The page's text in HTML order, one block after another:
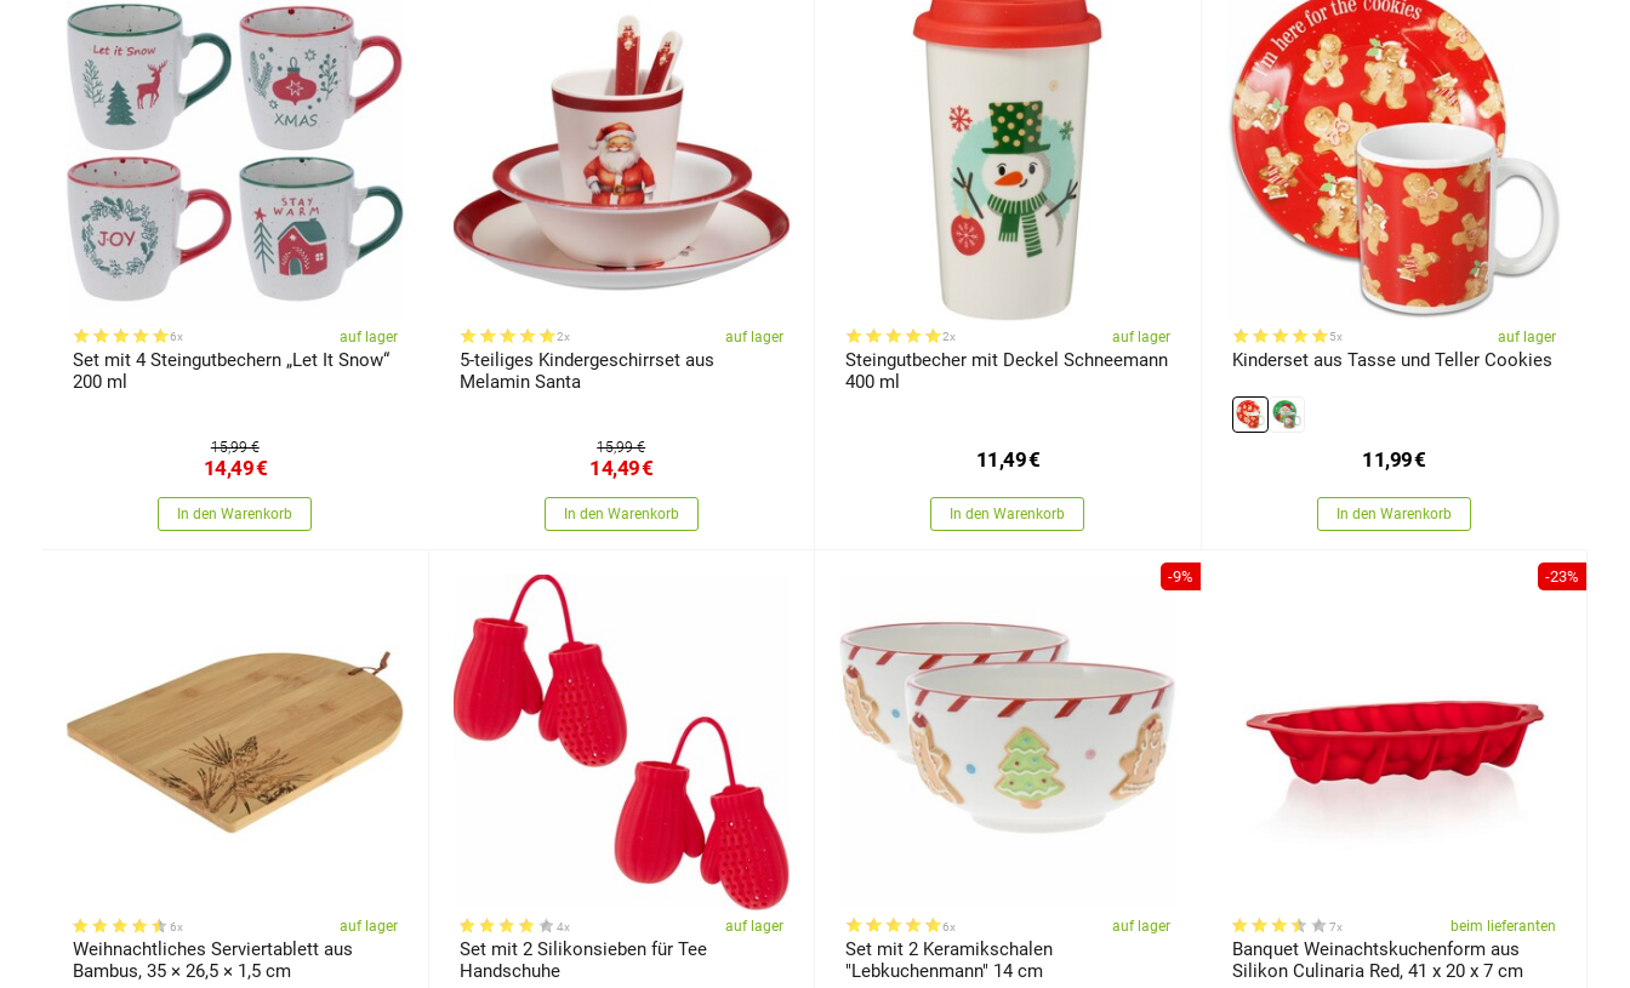
6x auf lager
Set mit 4 Steingutbechern „Let It Snow“
200 ml
15,99 €
14,49€
In den Warenkorb
2x auf lager
5-teiliges Kindergeschirrset aus
Melamin Santa
15,99 €
14,49€
In den Warenkorb
2x auf lager
Steingutbecher mit Deckel Schneemann
400 ml
11,49€
In den Warenkorb
5x auf lager
Kinderset aus Tasse und Teller Cookies
11,99€
In den Warenkorb
6x auf lager
Weihnachtliches Serviertablett aus
Bambus, 35 × 26,5 × 1,5 cm
4x auf lager
Set mit 2 Silikonsieben für Tee
Handschuhe
-9%
6x auf lager
Set mit 2 Keramikschalen
"Lebkuchenmann" 14 cm
-23%
7x beim lieferanten
Banquet Weinachtskuchenform aus
Silikon Culinaria Red, 41 x 20 x 7 cm